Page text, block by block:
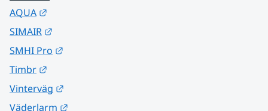
AQUA
SIMAIR
SMHI Pro
Timbr
Vinterväg
Väderlarm